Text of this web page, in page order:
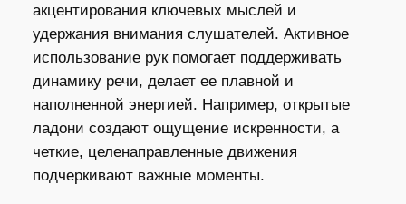
акцентирования ключевых мыслей и
удержания внимания слушателей. Активное
использование рук помогает поддерживать
динамику речи, делает ее плавной и
наполненной энергией. Например, открытые
ладони создают ощущение искренности, а
четкие, целенаправленные движения
подчеркивают важные моменты.